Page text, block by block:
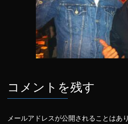
コメントを残す
メールアドレスが公開されることはあ